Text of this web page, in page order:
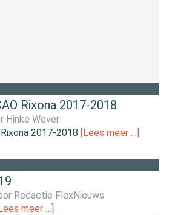
Rixona 2017-2018
Hinke Wever
2017-2018 [Lees meer …]
Redactie FlexNieuws
meer …]